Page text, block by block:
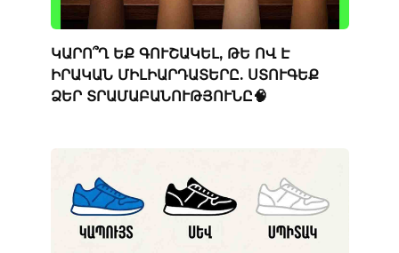
ԿԱՐՈ՞Ղ ԵՔ ԳՈՒՇԱԿԵԼ, ԹԵ ՈՎ Է
ԻՐԱԿԱՆ ՄԻԼԻԱՐԴԱՏԵՐԸ. ՍՏՈՒԳԵՔ
ՁԵՐ ՏՐԱՄԱԲԱՆՈՒԹՅՈՒՆԸ🧠